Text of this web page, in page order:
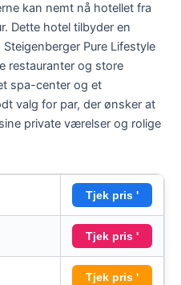
kan nemt nå hotellet fra
Dette hotel tilbyder en
Pure Lifestyle
restauranter og store
spa-center og et
valg for par, der ønsker at
private værelser og rolige
Tjek pris '
Tjek pris '
Tjek pris '